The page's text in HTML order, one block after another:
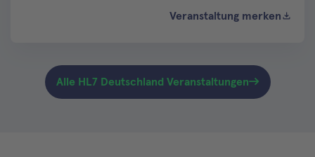
abgestimmte Anwendung und Weiterentwicklung. In
und TC Terminologien abgestimmt.
Veranstaltung merken
Alle HL7 Deutschland Veranstaltungen